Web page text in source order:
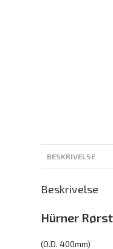
BESKRIVELSE
Beskrivelse
Hürner
(O.D. 400mm)